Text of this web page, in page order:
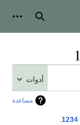
بحث
أدوات
مساعدة
1234